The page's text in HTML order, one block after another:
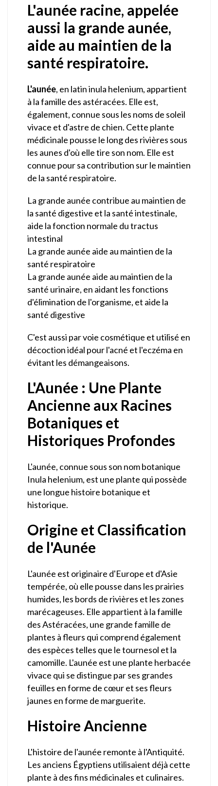
L'aunée racine, appelée
aussi la grande aunée,
aide au maintien de la
santé respiratoire.
L'aunée, en latin inula helenium, appartient
à la famille des astéracées. Elle est,
également, connue sous les noms de soleil
vivace et d'astre de chien. Cette plante
médicinale pousse le long des rivières sous
les aunes d'où elle tire son nom. Elle est
connue pour sa contribution sur le maintien
de la santé respiratoire.
La grande aunée contribue au maintien de
la santé digestive et la santé intestinale,
aide la fonction normale du tractus
intestinal
La grande aunée aide au maintien de la
santé respiratoire
La grande aunée aide au maintien de la
santé urinaire, en aidant les fonctions
d'élimination de l'organisme, et aide la
santé digestive
C'est aussi par voie cosmétique et utilisé en
décoction idéal pour l'acné et l'eczéma en
évitant les démangeaisons.
L'Aunée : Une Plante
Ancienne aux Racines
Botaniques et
Historiques Profondes
L'aunée, connue sous son nom botanique
Inula helenium, est une plante qui possède
une longue histoire botanique et
historique.
Origine et Classification
de l'Aunée
L'aunée est originaire d'Europe et d'Asie
tempérée, où elle pousse dans les prairies
humides, les bords de rivières et les zones
marécageuses. Elle appartient à la famille
des Astéracées, une grande famille de
plantes à fleurs qui comprend également
des espèces telles que le tournesol et la
camomille. L'aunée est une plante herbacée
vivace qui se distingue par ses grandes
feuilles en forme de cœur et ses fleurs
jaunes en forme de marguerite.
Histoire Ancienne
L'histoire de l'aunée remonte à l'Antiquité.
Les anciens Égyptiens utilisaient déjà cette
plante à des fins médicinales et culinaires.